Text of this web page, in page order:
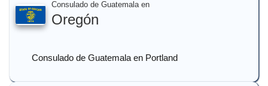
Consulado de Guatemala en
Oregón
Consulado de Guatemala en Portland